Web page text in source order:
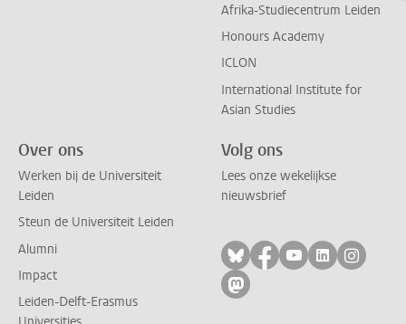
Afrika-Studiecentrum Leiden
Honours Academy
ICLON
International Institute for
Asian Studies
Over ons
Werken bij de Universiteit
Leiden
Steun de Universiteit Leiden
Alumni
Impact
Leiden-Delft-Erasmus
Volg ons
Lees onze wekelijkse
nieuwsbrief
Volg ons op bluesky
Volg ons op
Volg ons op
Volg ons
Volg
Volg ons op mastodon